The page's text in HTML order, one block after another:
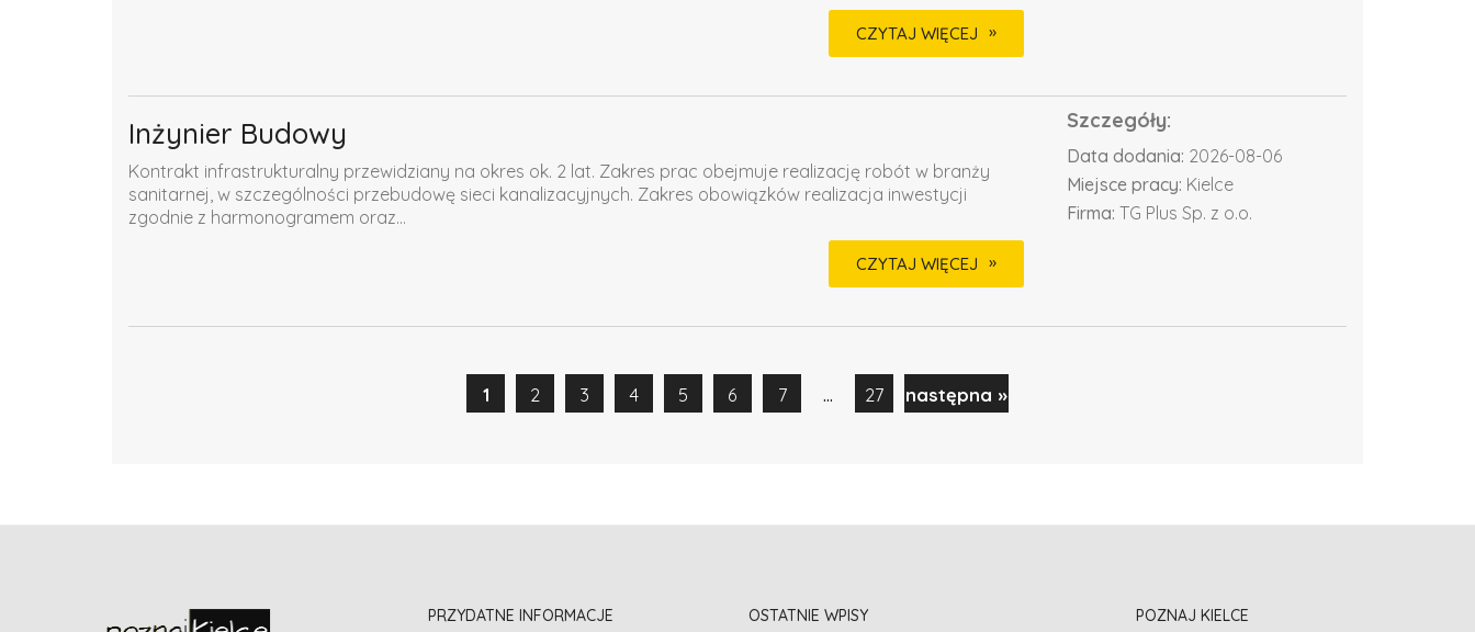
CZYTAJ WIĘCEJ
Inżynier Budowy
Kontrakt infrastrukturalny przewidziany na okres ok. 2 lat. Zakres prac obejmuje realizację robót w branży
sanitarnej, w szczególności przebudowę sieci kanalizacyjnych. Zakres obowiązków realizacja inwestycji
zgodnie z harmonogramem oraz...
Szczegóły:
Data dodania: 2026-08-06
Miejsce pracy: Kielce
Firma: TG Plus Sp. z o.o.
CZYTAJ WIĘCEJ
1 2 3 4 5 6 7 ... 27 następna »
PRZYDATNE INFORMACJE OSTATNIE WPISY POZNAJ KIELCE